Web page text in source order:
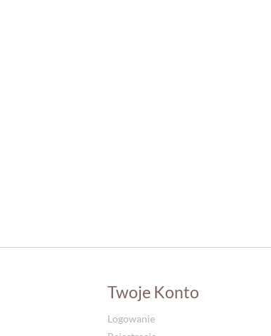
Twoje Konto
Logowanie